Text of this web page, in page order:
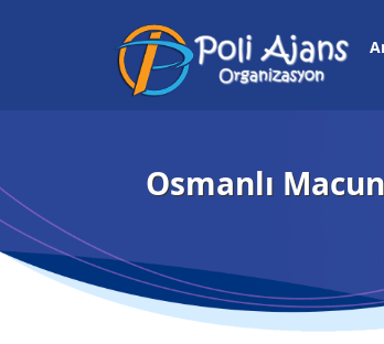
Osmanlı